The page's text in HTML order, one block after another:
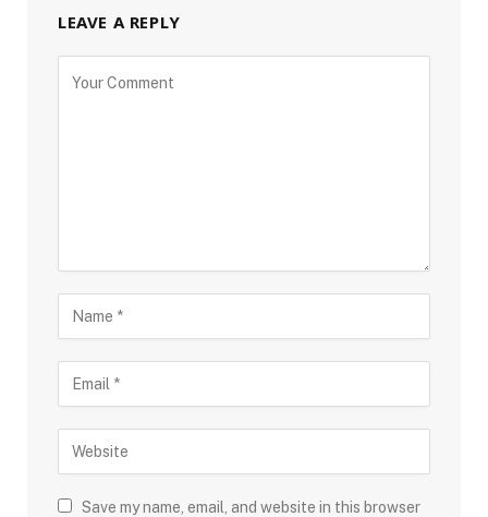
LEAVE A REPLY
Save my name, email, and website in this browser